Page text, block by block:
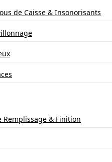
de Caisse & Insonorisants
Remplissage & Finition